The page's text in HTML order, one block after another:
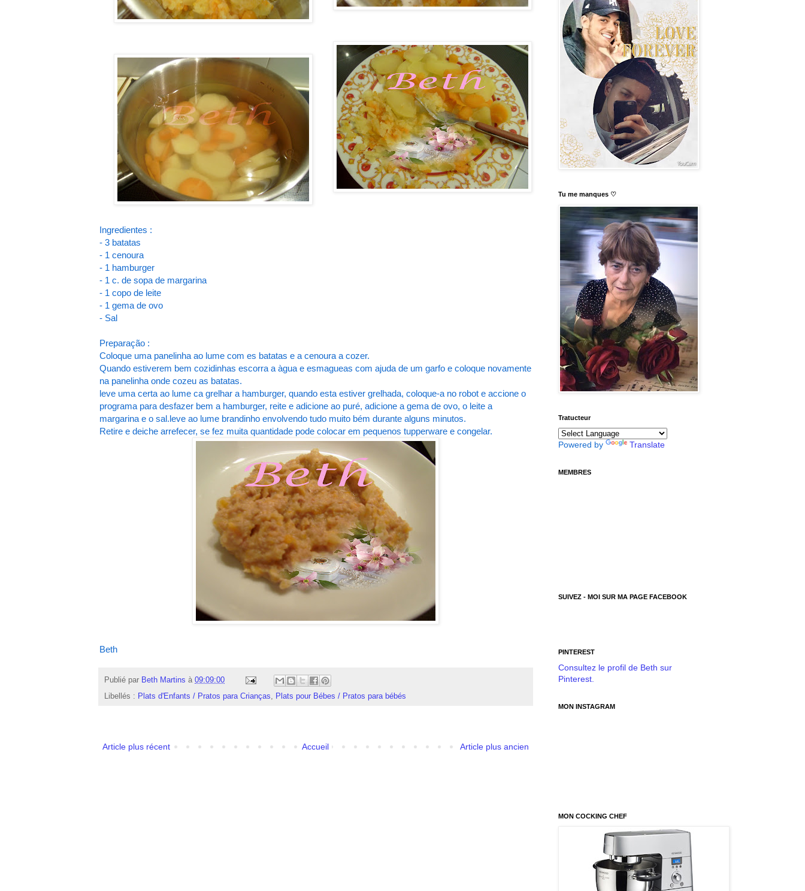
Ingredientes :
- 3 batatas
- 1 cenoura
- 1 hamburger
- 1 c. de sopa de margarina
- 1 copo de leite
- 1 gema de ovo
- Sal
Preparação :
Coloque uma panelinha ao lume com es batatas e a cenoura a cozer.
Quando estiverem bem cozidinhas escorra a àgua e esmagueas com ajuda de um garfo e coloque novamente
na panelinha onde cozeu as batatas.
leve uma certa ao lume ca grelhar a hamburger, quando esta estiver grelhada, coloque-a no robot e accione o
programa para desfazer bem a hamburger, reite e adicione ao puré, adicione a gema de ovo, o leite a
margarina e o sal.leve ao lume brandinho envolvendo tudo muito bém durante alguns minutos.
Retire e deiche arrefecer, se fez muita quantidade pode colocar em pequenos tupperware e congelar.
Beth
Publié par Beth Martins à 09:09:00
Libellés : Plats d'Enfants / Pratos para Crianças Plats pour Bébes / Pratos para bébés
Article plus récent Article plus ancien
Accueil
Tu me manques ♡
Tratucteur
Powered by Translate
MEMBRES
SUIVEZ - MOI SUR MA PAGE FACEBOOK
PINTEREST
Consultez le profil de Beth sur
Pinterest.
MON INSTAGRAM
MON COCKING CHEF